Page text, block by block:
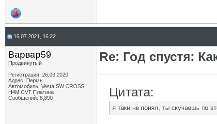
16.07.2021, 16:22
Варвар59
Продвинутый
Регистрация: 26.03.2020
Адрес: Пермь
Автомобиль: Vesta SW CROSS
H4M CVT Платина
Сообщений: 8,890
Re: Год спустя:
Цитата:
я таки не понял, ты скучаешь по